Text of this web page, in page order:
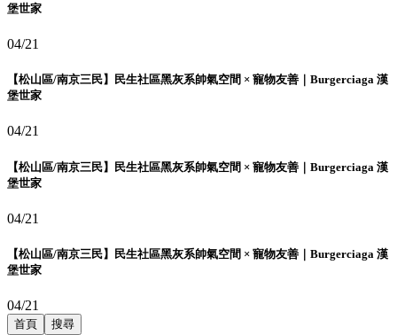
堡世家
04/21
【松山區/南京三民】民生社區黑灰系帥氣空間 × 寵物友善｜Burgerciaga 漢
堡世家
04/21
【松山區/南京三民】民生社區黑灰系帥氣空間 × 寵物友善｜Burgerciaga 漢
堡世家
04/21
【松山區/南京三民】民生社區黑灰系帥氣空間 × 寵物友善｜Burgerciaga 漢
堡世家
04/21
首頁 搜尋